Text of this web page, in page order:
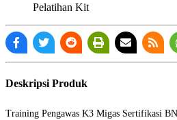
Pelatihan Kit
Deskripsi Produk
Training Pengawas K3 Migas Sertifikasi